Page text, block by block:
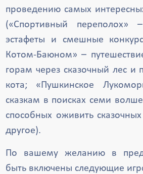
проведению самых
(«Спортивный переполох»
эстафеты и смешные
Котом-Баюном» –
горам через сказочный лес и
кота; «Пушкинское
сказкам в поисках семи
способных оживить
другое).
По вашему желанию в
быть включены следующие